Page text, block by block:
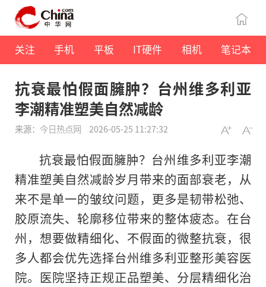
关注 手机 平板 IT硬件 相机 笔记本
抗衰最怕假面臃肿？台州维多利亚
李潮精准塑美自然减龄
来源： 今日热点网 2026-05-25 11:27:32
抗衰最怕假面臃肿？台州维多利亚李潮
精准塑美自然减龄岁月带来的面部衰老，从
来不是单一的皱纹问题，更多是韧带松弛、
胶原流失、轮廓移位带来的整体疲态。在台
州，想要做精细化、不假面的微整抗衰，很
多人都会优先选择台州维多利亚整形美容医
院。医院坚持正规正品塑美、分层精细化治